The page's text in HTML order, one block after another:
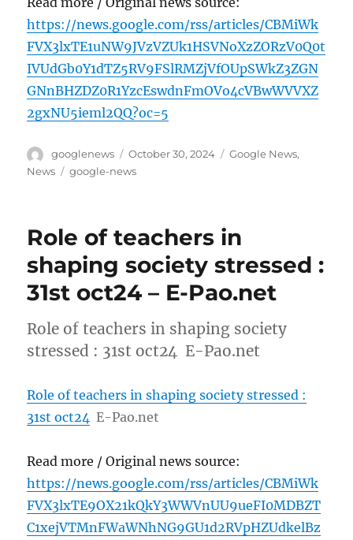
https://news.google.com/rss/articles/CBMiWk
FVX3lxTE1uNW9JVzVZUk1HSVNoXzZORzV0Q0t
IVUdGb0Y1dTZ5RV9FSlRMZjVfOUpSWkZ3ZGN
GNnBHZDZ0R1YzcEswdnFmOVo4cVBwWVVXZ
2gxNU5ieml2QQ?oc=5
Author
googlenews
Posted
on
October 30, 2024 Categories
Google News,
News
Tags
google-news
Role of teachers in
shaping society stressed :
31st oct24 – E-Pao.net
Role of teachers in shaping society
stressed : 31st oct24 E-Pao.net
Role of teachers in shaping society stressed :
31st oct24 E-Pao.net
Read more / Original news source:
https://news.google.com/rss/articles/CBMiWk
FVX3lxTE9OX21kQkY3WWVnUU9ueFI0MDBZT
C1xejVTMnFWaWNhNG9GU1d2RVpHZUdkelBz